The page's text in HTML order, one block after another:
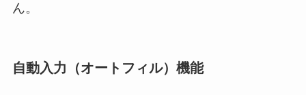
ん。
自動入力（オートフィル）機能